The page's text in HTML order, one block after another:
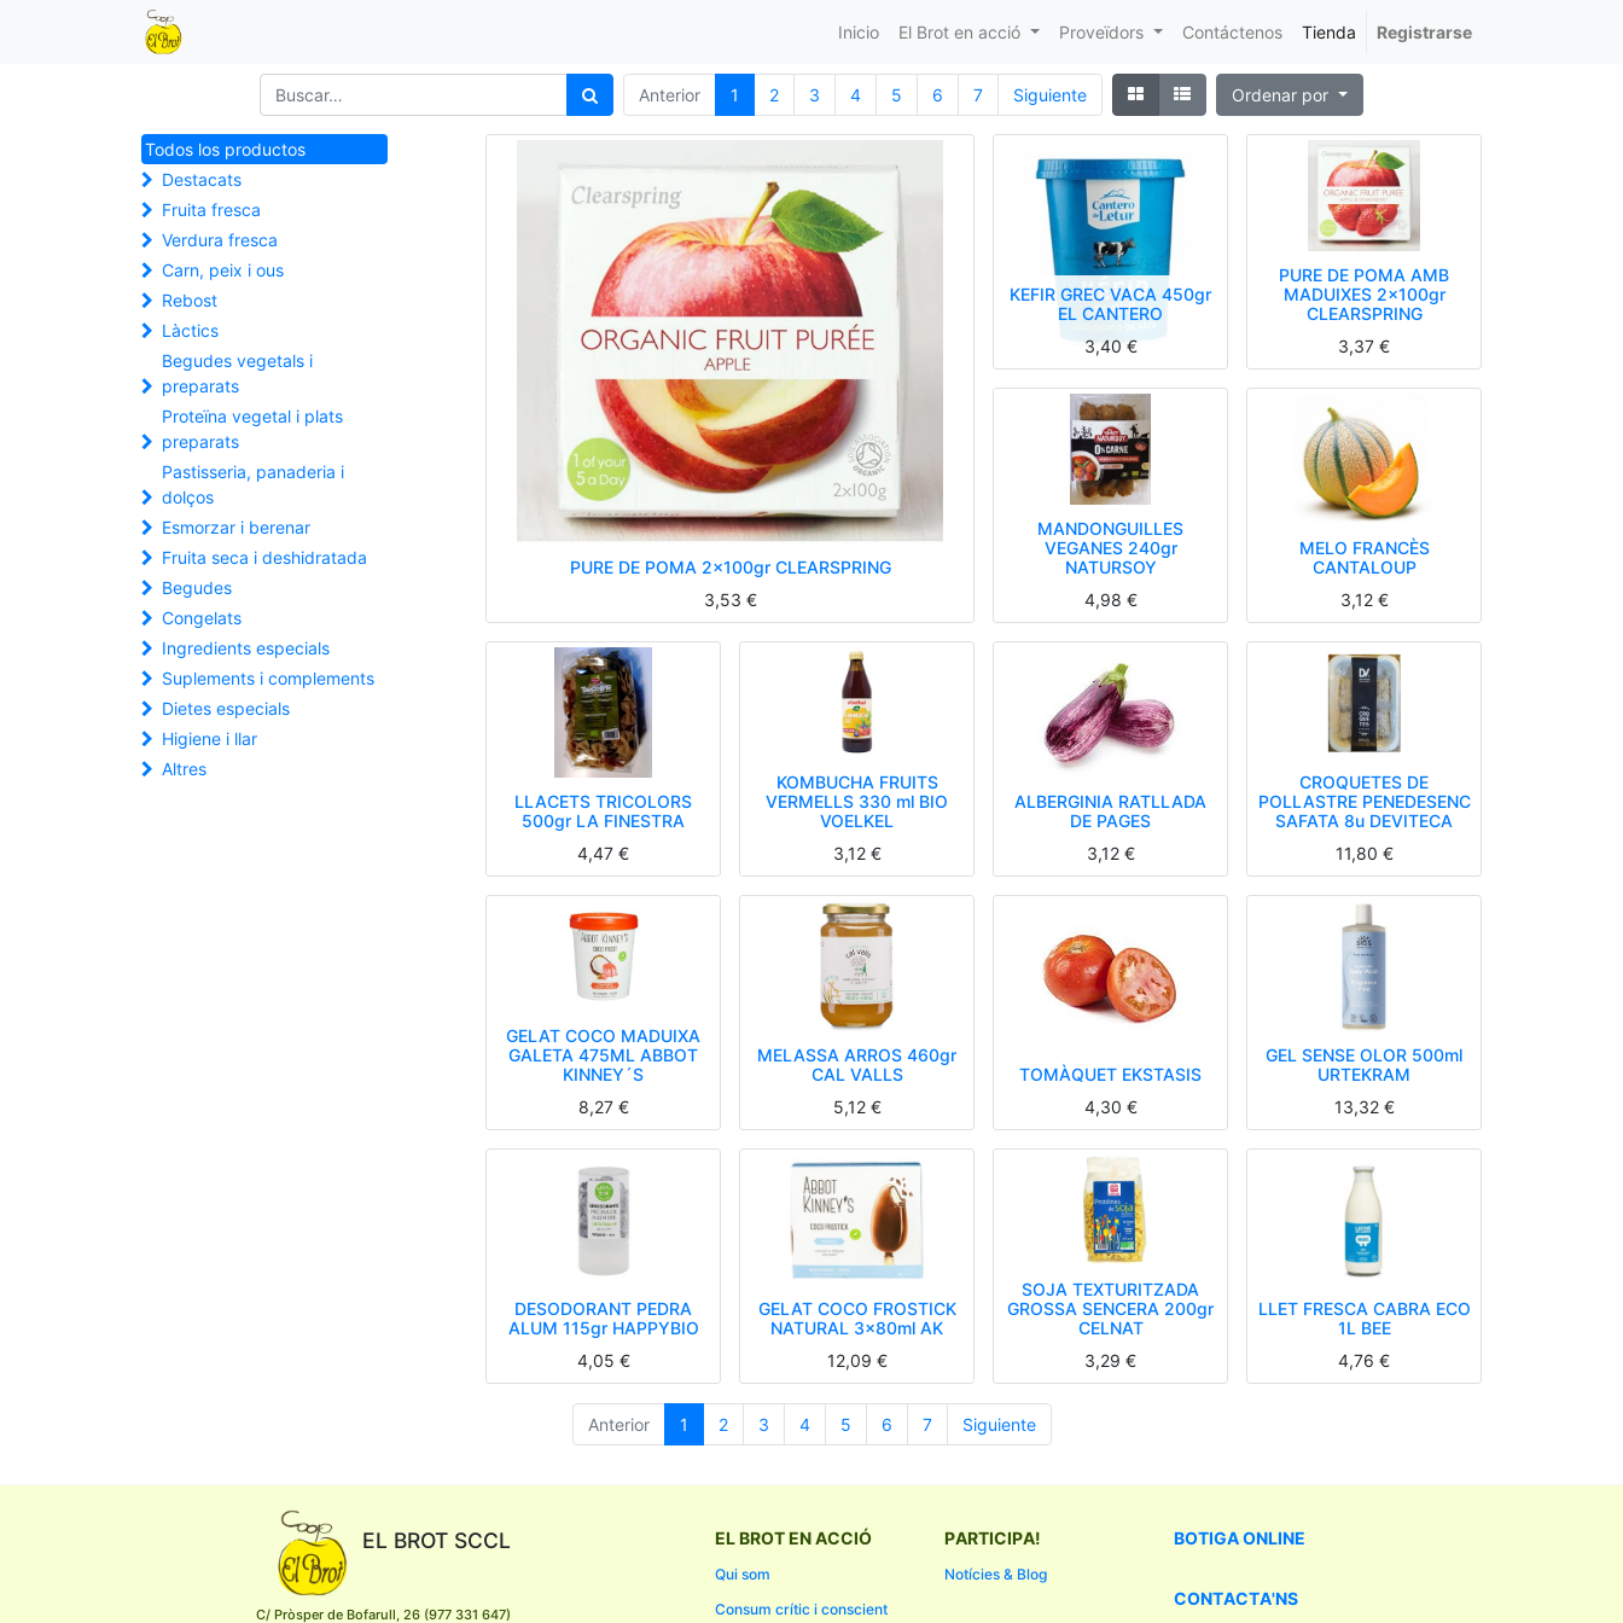
Inicio El Brot en acció Proveïdors Contáctenos Tienda Registrarse
Anterior 1 2 3 4 5 6 7 Siguiente Ordenar por
Todos los productos
Destacats
Fruita fresca
Verdura fresca
Carn, peix i ous
Rebost
Làctics
Begudes vegetals i
preparats
Proteïna vegetal i plats
preparats
Pastisseria, panaderia i
dolços
Esmorzar i berenar
Fruita seca i deshidratada
Begudes
Congelats
Ingredients especials
Suplements i complements
Dietes especials
Higiene i llar
Altres
PURE DE POMA 2x100gr CLEARSPRING
3,53 €
KEFIR GREC VACA 450gr
EL CANTERO
3,40€
PURE DE POMA AMB
MADUIXES 2x100gr
CLEARSPRING
3,37 €
MANDONGUILLES
VEGANES 240gr
NATURSOY
4,98 €
MELO FRANCÈS
CANTALOUP
3,12€
LLACETS TRICOLORS
500gr LA FINESTRA
4,47 €
KOMBUCHA FRUITS
VERMELLS 330 ml BIO
VOELKEL
3,12€
ALBERGINIA RATLLADA
DE PAGES
3,12€
CROQUETES DE
POLLASTRE PENEDESENC
SAFATA 8u DEVITECA
11,80 €
GELAT COCO MADUIXA
GALETA 475ML ABBOT
KINNEY´S
8,27€
MELASSA ARROS 460gr
CAL VALLS
5,12€
TOMÀQUET EKSTASIS
4,30 €
GEL SENSE OLOR 500ml
URTEKRAM
13,32€
DESODORANT PEDRA
ALUM 115gr HAPPYBIO
4,05 €
GELAT COCO FROSTICK
NATURAL 3x80ml AK
12,09 €
SOJA TEXTURITZADA
GROSSA SENCERA 200gr
CELNAT
3,29 €
LLET FRESCA CABRA ECO
1L BEE
4,76 €
Anterior 1 2 3 4 5 6 7 Siguiente
EL BROT SCCL
C/ Pròsper de Bofarull, 26 (977 331 647)
EL BROT EN ACCIÓ
Qui som
Consum crític i conscient
PARTICIPA!
Notícies & Blog
BOTIGAONLINE
CONTACTA'NS